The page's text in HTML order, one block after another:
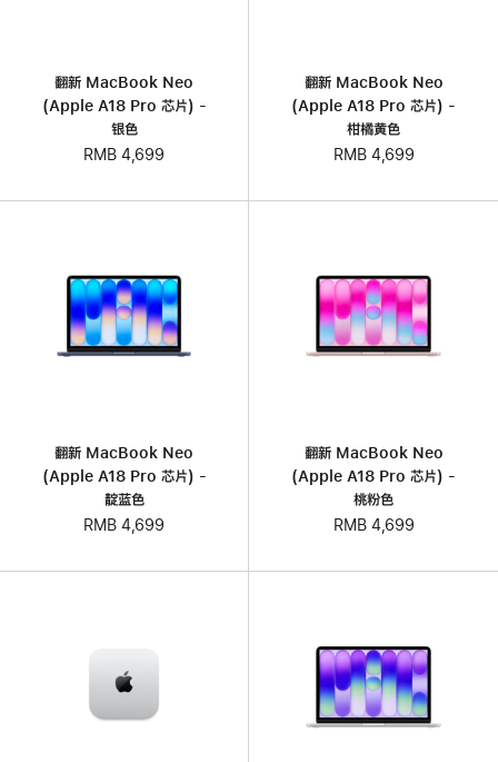
翻新 MacBook Neo
(Apple A18 Pro 芯片) -
银色
RMB 4,699
翻新 MacBook Neo
(Apple A18 Pro 芯片) -
柑橘黄色
RMB 4,699
翻新 MacBook Neo
(Apple A18 Pro 芯片) -
靛蓝色
RMB 4,699
翻新 MacBook Neo
(Apple A18 Pro 芯片) -
桃粉色
RMB 4,699